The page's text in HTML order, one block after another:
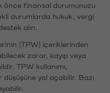
önce finansal durumunuzu
durumlarda hukuk, vergi
alın.
(TPW) içeriklerinden
zarar, kayıp veya
TPW kullanımı,
düşüşüne yol açabilir. Bazı